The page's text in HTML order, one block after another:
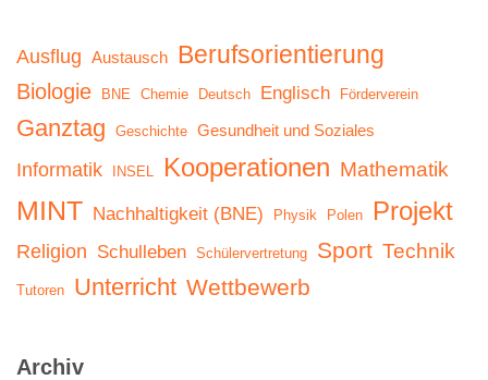
Ausflug Austausch Berufsorientierung
Biologie BNE Chemie Deutsch Englisch Förderverein
Ganztag Geschichte Gesundheit und Soziales
Informatik INSEL Kooperationen Mathematik
MINT Nachhaltigkeit (BNE) Physik Polen Projekt
Religion Schulleben Schülervertretung Sport Technik
Tutoren Unterricht Wettbewerb
Archiv